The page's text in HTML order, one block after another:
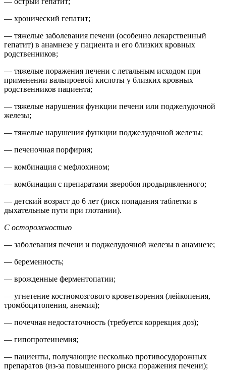
— хронический гепатит;
— тяжелые заболевания печени (особенно лекарственный
гепатит) в анамнезе у пациента и его близких кровных
родственников;
— тяжелые поражения печени с летальным исходом при
применении вальпроевой кислоты у близких кровных
родственников пациента;
— тяжелые нарушения функции печени или поджелудочной
железы;
— тяжелые нарушения функции поджелудочной железы;
— печеночная порфирия;
— комбинация с мефлохином;
— комбинация с препаратами зверобоя продырявленного;
— детский возраст до 6 лет (риск попадания таблетки в
дыхательные пути при глотании).
С осторожностью
— заболевания печени и поджелудочной железы в анамнезе;
— беременность;
— врожденные ферментопатии;
— угнетение костномозгового кроветворения (лейкопения,
тромбоцитопения, анемия);
— почечная недостаточность (требуется коррекция доз);
— гипопротеинемия;
— пациенты, получающие несколько противосудорожных
препаратов (из-за повышенного риска поражения печени);